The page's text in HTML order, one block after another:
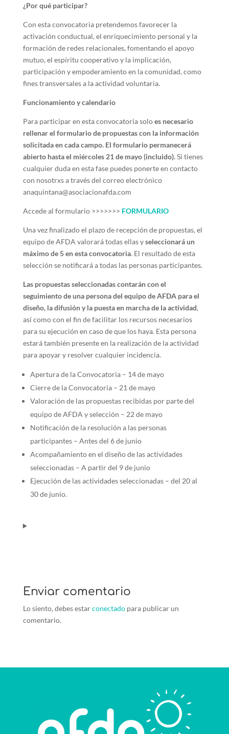
¿Por qué participar?
Con esta convocatoria pretendemos favorecer la
activación conductual, el enriquecimiento personal y la
formación de redes relacionales, fomentando el apoyo
mutuo, el espíritu cooperativo y la implicación,
participación y empoderamiento en la comunidad, como
fines transversales a la actividad voluntaria.
Funcionamiento y calendario
Para participar en esta convocatoria soloes necesario
rellenar el formulario de propuestas con la información
solicitada en cada campo. El formulario permanecerá
abierto hasta el miércoles 21 de mayo (incluido).Si tienes
cualquier duda en esta fase puedes ponerte en contacto
con nosotrxs a través del correo electrónico
anaquintana@asociacionafda.com
Accede al formulario >>>>>>> FORMULARIO
Una vez finalizado el plazo de recepción de propuestas, el
equipo de AFDA valorará todas ellas yseleccionará un
máximo de 5 en esta convocatoria. El resultado de esta
selección se notificará a todas las personas participantes.
Las propuestas seleccionadas contarán con el
seguimiento de una persona del equipo de AFDA para el
diseño, la difusión y la puesta en marcha de la actividad,
así como con el fin de facilitar los recursos necesarios
para su ejecución en caso de que los haya. Esta persona
estará también presente en la realización de la actividad
para apoyar y resolver cualquier incidencia.
Apertura de la Convocatoria – 14 de mayo
Cierre de la Convocatoria – 21 de mayo
Valoración de las propuestas recibidas por parte del
equipo de AFDA y selección – 22 de mayo
Notificación de la resolución a las personas
participantes – Antes del 6 de junio
Acompañamiento en el diseño de las actividades
seleccionadas – A partir del 9 de junio
Ejecución de las actividades seleccionadas – del 20 al
30 de junio.
Enviar comentario
Lo siento, debes estarconectadopara publicar un
comentario.